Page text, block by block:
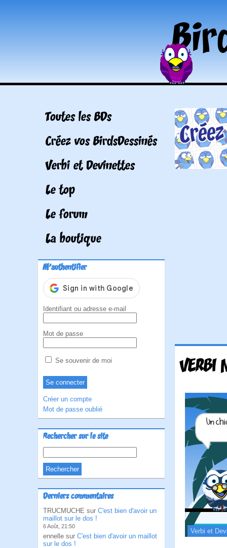
Toutes les BDs
Créez vos BirdsDessinés
Verbi et Devinettes
Le top
Le forum
La boutique
M'authentifier
Identifiant ou adresse e-mail
Mot de passe
Se souvenir de moi
Créer un compte
Mot de passe oublié
Rechercher sur le site
Derniers commentaires
TRUCMUCHE sur C'est bien d'avoir un
maillot sur le dos !
6 Août, 21:50
ennelle sur C'est bien d'avoir un maillot
sur le dos !
VERBI
Verbi et